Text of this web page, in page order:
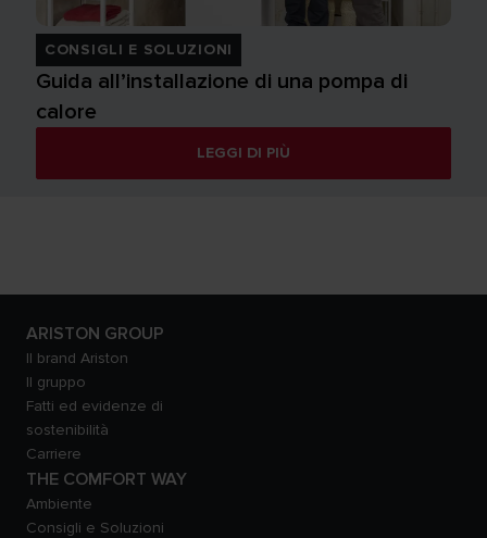
CONSIGLI E SOLUZIONI
Guida all’installazione di una pompa di
calore
LEGGI DI PIÙ
ARISTON GROUP
Il brand Ariston
Il gruppo
Fatti ed evidenze di
sostenibilità
Carriere
THE COMFORT WAY
Ambiente
Consigli e Soluzioni